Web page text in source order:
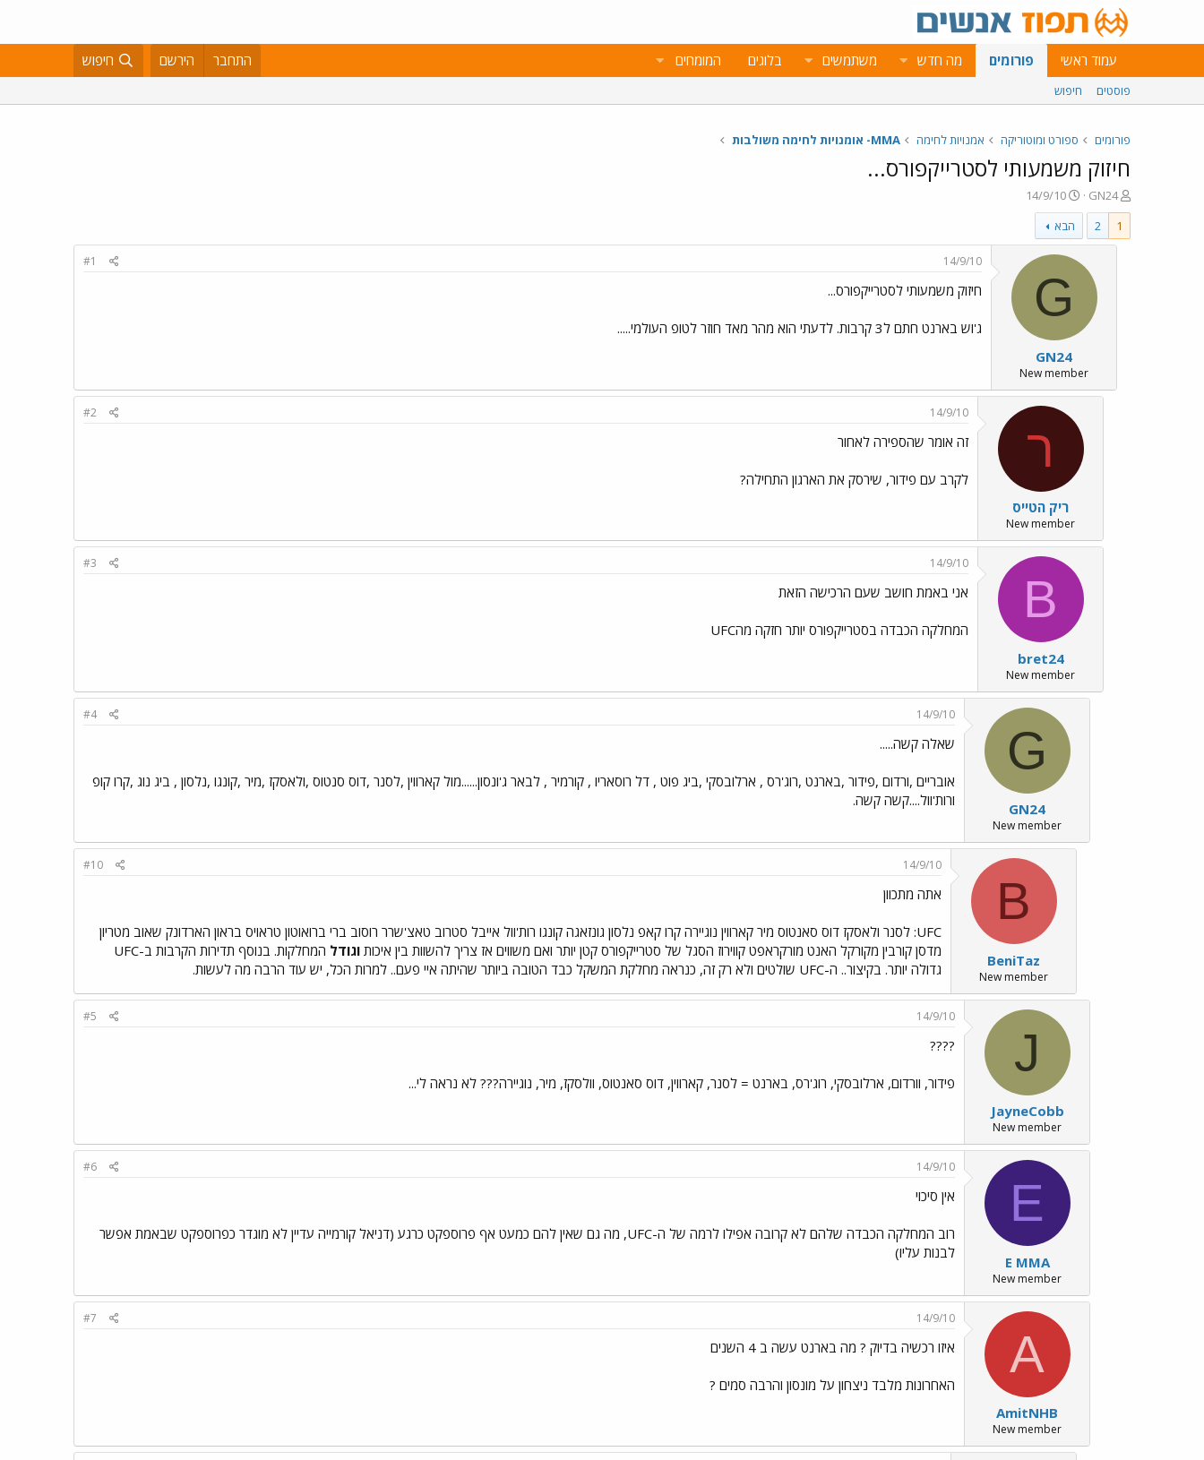
עמוד ראשי פורומים מה חדש משתמשים בלוגים המומחים התחבר הירשם חיפוש
פוסטים חיפוש
פורומים ספורט ומוטוריקה אמנויות לחימה MMA- אומנויות לחימה משולבות
חיזוק משמעותי לסטרייקפורס...
פ
ו
ת
ח
GN24
פ
ו
ר
ס
ם
ת
א
י
ך
14/9/10
1
2 הבא
G
GN24
New member
14/9/10
#1
חיזוק משמעותי לסטרייקפורס...
ג'וש בארנט חתם ל3 קרבות. לדעתי הוא מהר מאד חוזר לטופ העולמי.....
ר
ריק הטייס
New member
14/9/10
#2
זה אומר שהספירה לאחור
לקרב עם פידור, שירסק את הארגון התחילה?
B
bret24
New member
14/9/10
#3
אני באמת חושב שעם הרכישה הזאת
המחלקה הכבדה בסטרייקפורס יותר חזקה מהUFC
G
GN24
New member
14/9/10
#4
שאלה קשה.....
אובריים ,ורדום ,פידור ,בארנט ,רוג'רס , ארלובסקי ,ביג פוט , דל רוסאריו , קורמיר , לבאר ג'ונסון......מול קארווין ,לסנר ,דוס סנטוס ,ולאסקז ,מיר ,קונגו ,נלסון , ביג נוג ,קרו קופ
ורות'וול....קשה קשה.
B
BeniTaz
New member
14/9/10
#10
אתה מתכוון
UFC: לסנר ולאסקז דוס סאנטוס מיר קארווין נוגיירה קרו קאפ נלסון גונזאגה קונגו רות'וול אייבל סטרוב טאצ'שרר רוסוב ברי ברואוטון טראויס בראון הארדונק שאוב מטריון
מדסן קורבין מקורקל האנט מורקראפט קווירוז הסגל של סטרייקפורס קטן יותר ואם משווים אז צריך להשוות בין איכות וגודל
המחלקות. בנוסף תדירות הקרבות ב-UFC
גדולה יותר. בקיצור.. ה-UFC שולטים ולא רק זה, כנראה מחלקת המשקל כבד הטובה ביותר שהיתה איי פעם.. למרות הכל, יש עוד הרבה מה לעשות.
J
JayneCobb
New member
14/9/10
#5
????
פידור, וורדום, ארלובסקי, רוג'רס, בארנט = לסנר, קארווין, דוס סאנטוס, וולסקז, מיר, נוגיירה??? לא נראה לי...
E
E MMA
New member
14/9/10
#6
אין סיכוי
רוב המחלקה הכבדה שלהם לא קרובה אפילו לרמה של ה-UFC, מה גם שאין להם כמעט אף פרוספקט כרגע (דניאל קורמייה עדיין לא מוגדר כפרוספקט שבאמת אפשר
לבנות עליו)
A
AmitNHB
New member
14/9/10
#7
איזו רכשיה בדיוק ? מה בארנט עשה ב 4 השנים
האחרונות מלבד ניצחון על מונסון והרבה סמים ?